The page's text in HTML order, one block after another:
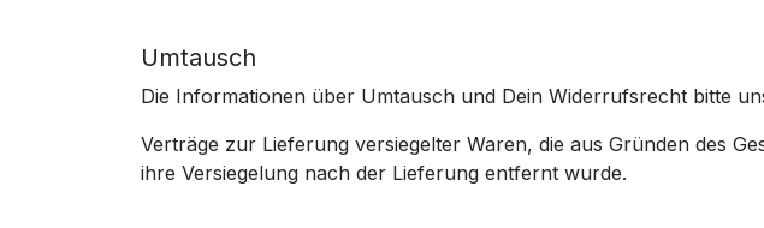
Umtausch
Die Informationen über Umtausch und Dein Widerrufsrecht bitte
Verträge zur Lieferung versiegelter Waren, die aus Gründen des
ihre Versiegelung nach der Lieferung entfernt wurde.